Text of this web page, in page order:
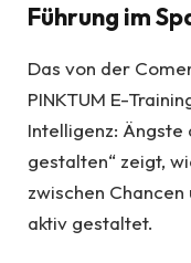
Führung im
Das von der
PINKTUM E-
Intelligenz:
gestalten“ zeigt,
zwischen
aktiv gestaltet.